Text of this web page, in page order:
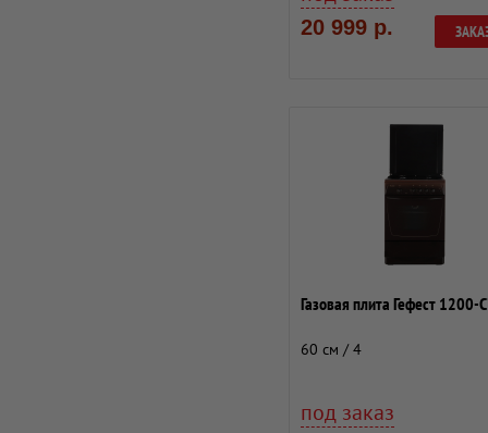
20 999 р.
Газовая плита Гефест 1200-
60 см / 4
под заказ